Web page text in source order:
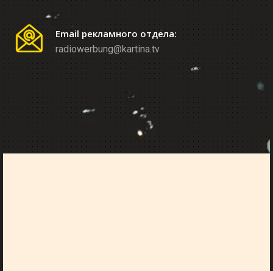
Email рекламного отдела:
radiowerbung@kartina.tv